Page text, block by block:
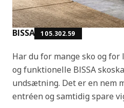
BISSA 105.302.59
Har du for mange sko og for
og funktionelle BISSA
undsætning. Det er en nem
entréen og samtidig spare